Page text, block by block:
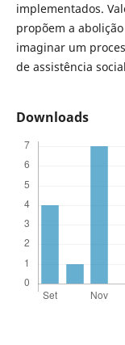
implementados.
propõem a
imaginar um
de assistência
Downloads